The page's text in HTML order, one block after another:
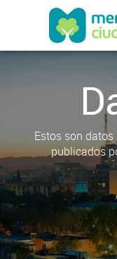
Estos son
publicados